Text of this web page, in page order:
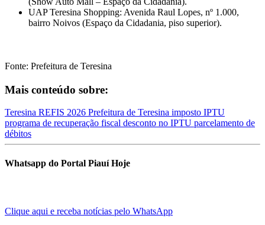
UAP Teresina Shopping: Avenida Raul Lopes, nº 1.000,
bairro Noivos (Espaço da Cidadania, piso superior).
Fonte: Prefeitura de Teresina
Mais conteúdo sobre:
Teresina REFIS 2026 Prefeitura de Teresina imposto IPTU
programa de recuperação fiscal desconto no IPTU parcelamento de
débitos
Whatsapp do Portal Piauí Hoje
Clique aqui e receba notícias pelo WhatsApp